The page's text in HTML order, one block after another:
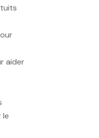
aider
le